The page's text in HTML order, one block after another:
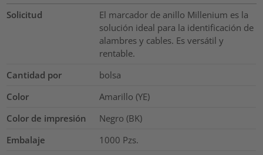
Solicitud
El marcador de anillo Millenium es la
solución ideal para la identificación de
alambres y cables. Es versátil y
rentable.
Cantidad por
bolsa
Color
Amarillo (YE)
Color de impresión
Negro (BK)
Embalaje
1000 Pzs.